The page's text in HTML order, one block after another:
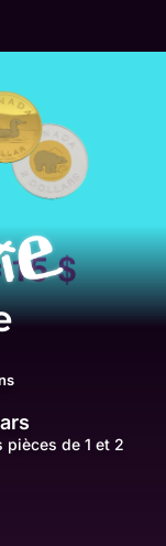
pièces de 1 et 2